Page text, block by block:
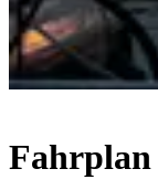
Fahrplan